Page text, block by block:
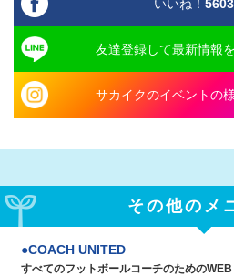
いいね！
友達登録して最新情報
サカイクのイベントの
その他のメ
COACH UNITED
すべてのフットボールコーチのためのWEB